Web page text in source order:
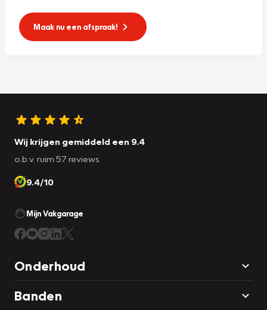
Maak nu een afspraak!
Wij krijgen gemiddeld een 9.4
o.b.v. ruim 57 reviews
9.4/10
Mijn Vakgarage
Onderhoud
Banden